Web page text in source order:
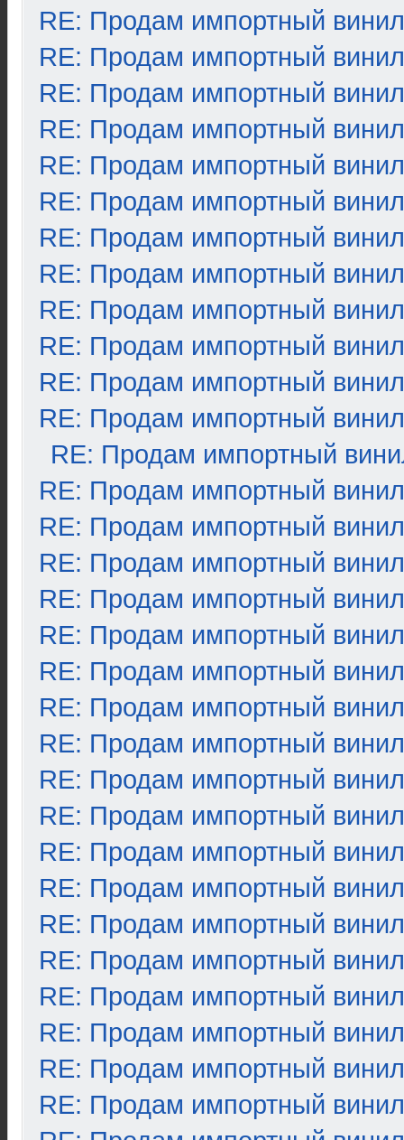
RE: Продам импортный винил
RE: Продам импортный винил
RE: Продам импортный винил
RE: Продам импортный винил
RE: Продам импортный винил
RE: Продам импортный винил
RE: Продам импортный винил
RE: Продам импортный винил
RE: Продам импортный винил
RE: Продам импортный винил
RE: Продам импортный винил
RE: Продам импортный винил
RE: Продам импортный
RE: Продам импортный винил
RE: Продам импортный винил
RE: Продам импортный винил
RE: Продам импортный винил
RE: Продам импортный винил
RE: Продам импортный винил
RE: Продам импортный винил
RE: Продам импортный винил
RE: Продам импортный винил
RE: Продам импортный винил
RE: Продам импортный винил
RE: Продам импортный винил
RE: Продам импортный винил
RE: Продам импортный винил
RE: Продам импортный винил
RE: Продам импортный винил
RE: Продам импортный винил
RE: Продам импортный винил